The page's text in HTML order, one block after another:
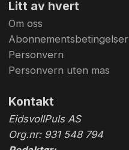
Litt av hvert
Om oss
Abonnementsbetingelser
Personvern
Personvern uten mas
Kontakt
EidsvollPuls AS
Org.nr: 931 548 794